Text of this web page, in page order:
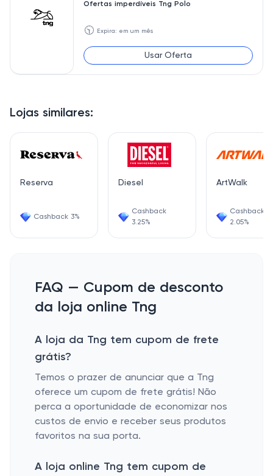
Lojas similares:
Reserva
Cashback 3%
Diesel
Cashback
3.25%
ArtWalk
Cashback
2.05%
Ofertas imperdíveis Tng Polo
🕥 Expira: em um mês
Usar Oferta
FAQ — Cupom de desconto
da loja online Tng
A loja da Tng tem cupom de frete
grátis?
Temos o prazer de anunciar que a Tng
oferece um cupom de frete grátis! Não
perca a oportunidade de economizar nos
custos de envio e receber seus produtos
favoritos na sua porta.
A loja online Tng tem cupom de